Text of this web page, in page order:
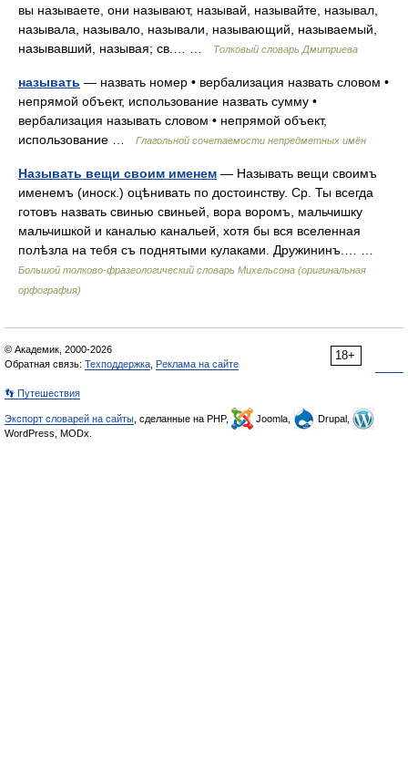
вы называете, они называют, называй, называйте, называл,
называла, называло, называли, называющий, называемый,
называвший, называя; св.… …
Толковый словарь Дмитриева
называть — назвать номер • вербализация назвать словом •
непрямой объект, использование назвать сумму •
вербализация называть словом • непрямой объект,
использование …
Глагольной сочетаемости непредметных имён
Называть вещи своим именем — Называть вещи своимъ
именемъ (иноск.) оцѣнивать по достоинству. Ср. Ты всегда
готовъ назвать свинью свиньей, вора воромъ, мальчишку
мальчишкой и каналью канальей, хотя бы вся вселенная
полѣзла на тебя съ поднятыми кулаками. Дружининъ.… …
Большой толково-фразеологический словарь Михельсона (оригинальная
орфография)
18+
© Академик, 2000-2026
Обратная связь: Техподдержка Реклама на сайте
👣 Путешествия
Экспорт словарей на сайты , сделанные на PHP, Joomla,
Drupal,
WordPress, MODx.